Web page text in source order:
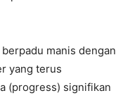
manis dengan
yang terus
(progress) signifikan